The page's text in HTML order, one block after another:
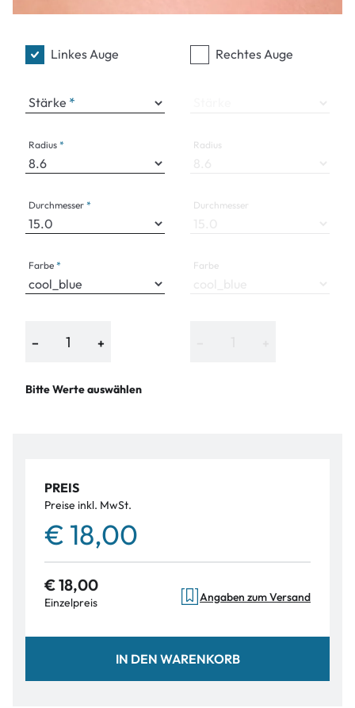
Linkes Auge
Stärke
Radius
Durchmesser
Farbe
− +
Bitte Werte auswählen
Rechtes Auge
Radius
Durchmesser
Farbe
PREIS
Preise inkl. MwSt.
€ 18,00
€ 18,00
Einzelpreis Angaben zum Versand
IN DEN WARENKORB